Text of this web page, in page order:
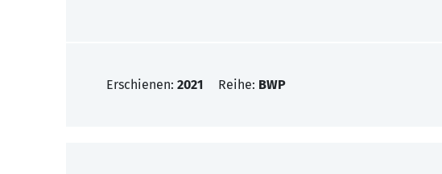
Erschienen: 2021 Reihe: BWP